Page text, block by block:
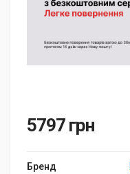
5797 грн
Бренд